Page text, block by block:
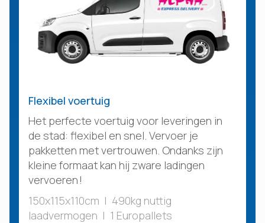
Flexibel voertuig
Het perfecte voertuig voor leveringen in
de stad: flexibel en snel. Vervoer je
pakketten met vertrouwen. Ondanks zijn
kleine formaat kan hij zware ladingen
vervoeren !
150x115x110cm | 490kg nuttig
laadvermogen | 1 Europallets